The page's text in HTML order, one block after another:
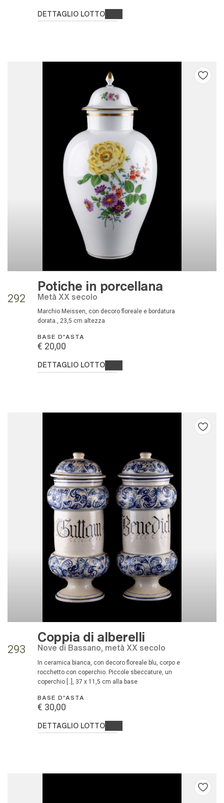
DETTAGLIO LOTTO
292
Potiche in porcellana
metà XX secolo
marchio Meissen, con decoro floreale e bordatura
dorata., 23,5 cm altezza
BASE D'ASTA
€ 20,00
DETTAGLIO LOTTO
293
Coppia di alberelli
Nove di Bassano, metà XX secolo
in ceramica bianca, con decoro floreale blu, corpo e
rocchetto con coperchio. Piccole sbeccature, un
coperchio [..], 37 x 11,5 cm alla base
BASE D'ASTA
€ 30,00
DETTAGLIO LOTTO